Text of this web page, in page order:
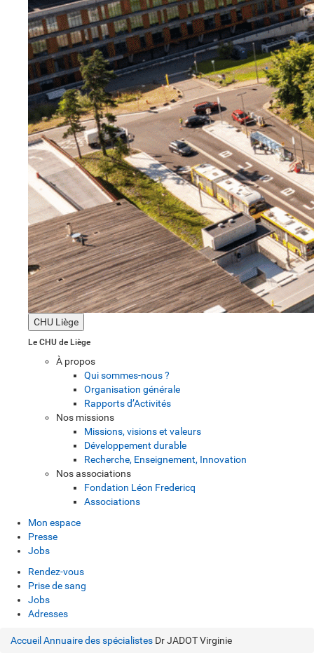
CHU Liège
Le CHU de Liège
À propos
Qui sommes-nous ?
Organisation générale
Rapports d’Activités
Nos missions
Missions, visions et valeurs
Développement durable
Recherche, Enseignement, Innovation
Nos associations
Fondation Léon Fredericq
Associations
Mon espace
Presse
Jobs
Rendez-vous
Prise de sang
Jobs
Adresses
Accueil Annuaire des spécialistes Dr JADOT Virginie